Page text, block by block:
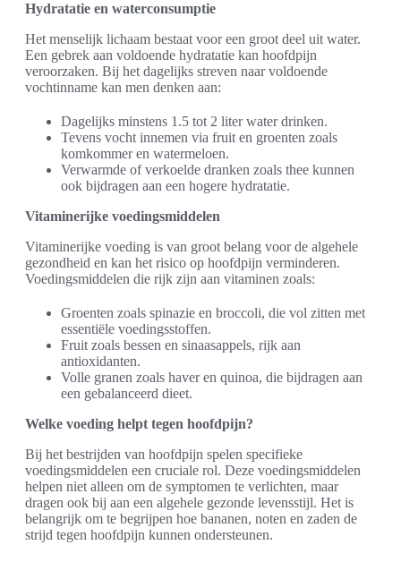
Hydratatie en waterconsumptie
Het menselijk lichaam bestaat voor een groot deel uit water.
Een gebrek aan voldoende hydratatie kan hoofdpijn
veroorzaken. Bij het dagelijks streven naar voldoende
vochtinname kan men denken aan:
Dagelijks minstens 1.5 tot 2 liter water drinken.
Tevens vocht innemen via fruit en groenten zoals
komkommer en watermeloen.
Verwarmde of verkoelde dranken zoals thee kunnen
ook bijdragen aan een hogere hydratatie.
Vitaminerijke voedingsmiddelen
Vitaminerijke voeding is van groot belang voor de algehele
gezondheid en kan het risico op hoofdpijn verminderen.
Voedingsmiddelen die rijk zijn aan vitaminen zoals:
Groenten zoals spinazie en broccoli, die vol zitten met
essentiële voedingsstoffen.
Fruit zoals bessen en sinaasappels, rijk aan
antioxidanten.
Volle granen zoals haver en quinoa, die bijdragen aan
een gebalanceerd dieet.
Welke voeding helpt tegen hoofdpijn?
Bij het bestrijden van hoofdpijn spelen specifieke
voedingsmiddelen een cruciale rol. Deze voedingsmiddelen
helpen niet alleen om de symptomen te verlichten, maar
dragen ook bij aan een algehele gezonde levensstijl. Het is
belangrijk om te begrijpen hoe bananen, noten en zaden de
strijd tegen hoofdpijn kunnen ondersteunen.